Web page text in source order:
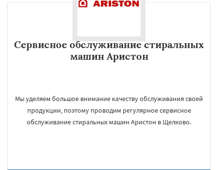
Сервисное обслуживание стиральных
машин Аристон
Мы уделяем большое внимание качеству обслуживания своей
продукции, поэтому проводим регулярное сервисное
обслуживание стиральных машин Аристон в Щелково.